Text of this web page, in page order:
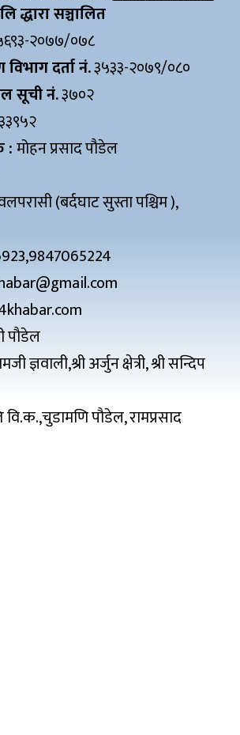
द्धारा सञ्चालित
२०७७/०७८
दर्ता नं.३५३३-२०७९/०८०
सूची नं.३७०२
:मोहन प्रसाद पौडेल
(बर्दघाट सुस्ता पश्चिम ),
पौडेल
ज्ञवाली,श्री अर्जुन क्षेत्री, श्री सन्दिप
वि.क.,चुडामणि पौडेल, रामप्रसाद